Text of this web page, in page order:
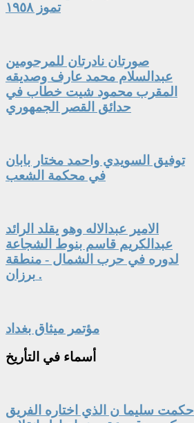
تموز ١٩٥٨
صورتان نادرتان للمرحومين
عبدالسلام محمد عارف وصديقه
المقرب محمود شيت خطاب في
حدائق القصر الجمهوري
توفيق السويدي واحمد مختار بابان
في محكمة الشعب
الامير عبدالاله وهو يقلد الرائد
عبدالكريم قاسم بنوط الشجاعة
لدوره في حرب الشمال - منطقة
برزان .
مؤتمر ميثاق بغداد
أسماء في التأريخ
حكمت سليما ن الذي اختاره الفريق